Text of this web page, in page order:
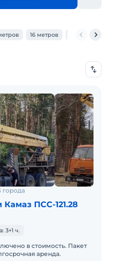
16 метров 18 метров
города
ПСС-121.28
3+1 ч.
в стоимость. Пакет
аренда.